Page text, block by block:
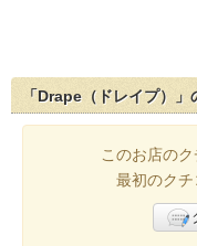
「Drape（ドレイプ）」
このお店の
最初のク